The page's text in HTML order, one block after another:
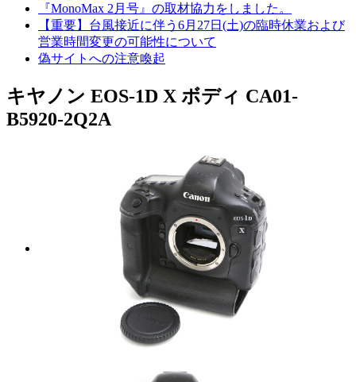
『MonoMax 2月号』の取材協力をしました。
【重要】台風接近に伴う6月27日(土)の臨時休業および
営業時間変更の可能性について
偽サイトへの注意喚起
キヤノン EOS-1D X ボディ CA01-
B5920-2Q2A